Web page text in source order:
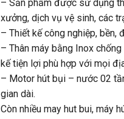
– Sản phẩm được sử dụng
xưởng, dịch vụ vệ sinh, các
– Thiết kế công nghiệp, bền,
– Thân máy bằng Inox
kế tiện lợi phù hợp với mọi
– Motor hút bụi – nước 02
gian dài.
Còn nhiều may hut bui, máy